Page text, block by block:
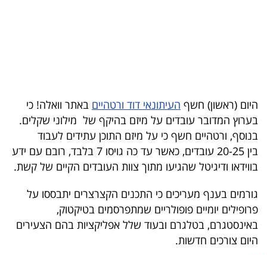
המילון
הכלכלי
פודקאסט
UNDER
40
היום (ראשון) חשף העיתונאי דוד ורטהיים באתר וואלה! כי
בערוץ המדובר עובדים על מיזם בהיקף של מילוני שקלים.
בנוסף, ורטהיים חשף כי על מיזם התוכן עתידים לעבוד
בין 20-25 עובדים, כאשר עד כה גויסו 7 בלבד, רובם עם ידע
בווידאו ודיגיטל שהגיעו מתוך צוות העובדים הקיים של קשת.
גורמים בענף מעריכים כי התכנים הקצרצרים יתבססו על
פרופילים יומיים פופולריים שמתפרסמים בטיקטוק,
באינסטגרם, בטלגרם ובעוד שלל אפליקציות בהם הצעירים
היום צורכים חדשות.